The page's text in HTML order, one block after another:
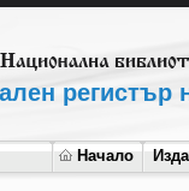
регистър
Начало